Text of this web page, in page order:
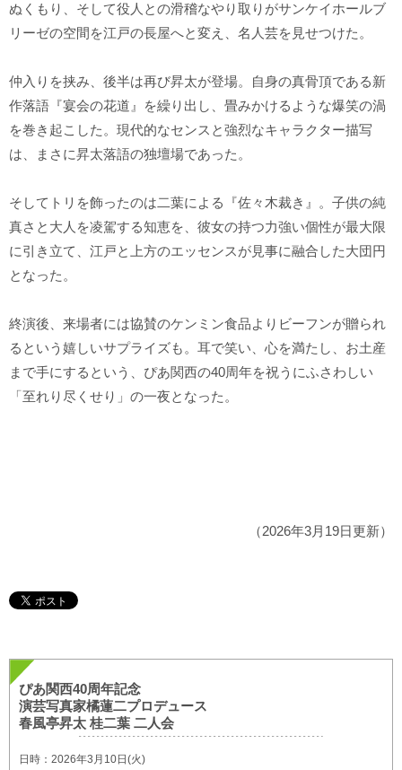
ぬくもり、そして役人との滑稽なやり取りがサンケイホールブ
リーゼの空間を江戸の長屋へと変え、名人芸を見せつけた。
仲入りを挟み、後半は再び昇太が登場。自身の真骨頂である新
作落語『宴会の花道』を繰り出し、畳みかけるような爆笑の渦
を巻き起こした。現代的なセンスと強烈なキャラクター描写
は、まさに昇太落語の独壇場であった。
そしてトリを飾ったのは二葉による『佐々木裁き』。子供の純
真さと大人を凌駕する知恵を、彼女の持つ力強い個性が最大限
に引き立て、江戸と上方のエッセンスが見事に融合した大団円
となった。
終演後、来場者には協賛のケンミン食品よりビーフンが贈られ
るという嬉しいサプライズも。耳で笑い、心を満たし、お土産
まで手にするという、ぴあ関西の40周年を祝うにふさわしい
「至れり尽くせり」の一夜となった。
（2026年3月19日更新）
ぴあ関西40周年記念
演芸写真家橘蓮二プロデュース
春風亭昇太 桂二葉 二人会
日時：2026年3月10日(火)